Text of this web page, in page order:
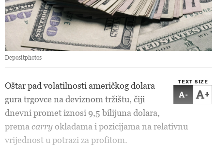
Depositphotos
TEXT SIZE
- +
Oštar pad volatilnosti američkog dolara
gura trgovce na deviznom tržištu, čiji
dnevni promet iznosi 9,5 bilijuna dolara,
prema carryokladama i pozicijama na relativnu
vrijednost u potrazi za profitom.